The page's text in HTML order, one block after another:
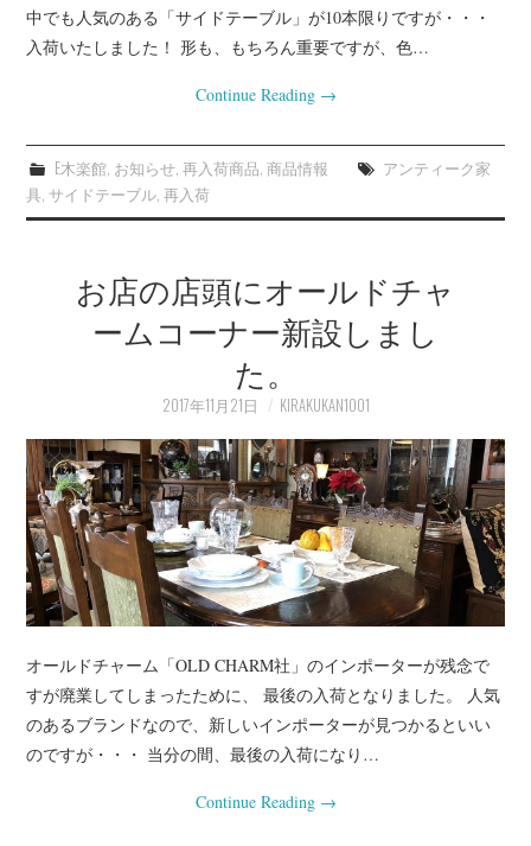
中でも人気のある「サイドテーブル」が10本限りですが・・・
入荷いたしました！ 形も、もちろん重要ですが、色…
Continue Reading →
E木楽館, お知らせ, 再入荷商品, 商品情報
アンティーク家
具, サイドテーブル,再入荷
お店の店頭にオールドチャ
ームコーナー新設しまし
た。
2017年11月21日 KIRAKUKAN1001
オールドチャーム「OLD CHARM社」のインポーターが残念で
すが廃業してしまったために、 最後の入荷となりました。 人気
のあるブランドなので、新しいインポーターが見つかるといい
のですが・・・ 当分の間、最後の入荷になり…
Continue Reading →